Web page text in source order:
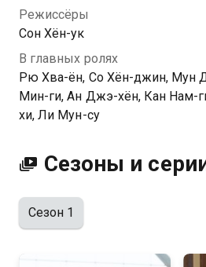
Режиссёры
Сон Хён-ук
В главных ролях
Рю Хва-ён, Со Хён-джин, Мун
Мин-ги, Ан Джэ-хён, Кан Нам-
хи, Ли Мун-су
Сезоны и
Сезон 1